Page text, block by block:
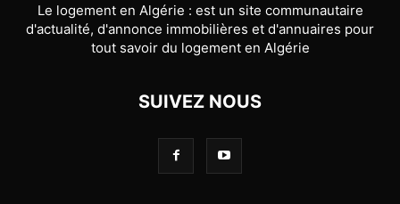
Le logement en Algérie : est un site communautaire
d'actualité, d'annonce immobilières et d'annuaires pour
tout savoir du logement en Algérie
SUIVEZ NOUS